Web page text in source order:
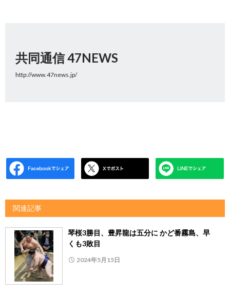
共同通信 47NEWS
http://www.47news.jp/
関連記事
琴桜3勝目、豊昇龍は五分に かど番霧島、早
くも3敗目
2024年5月15日